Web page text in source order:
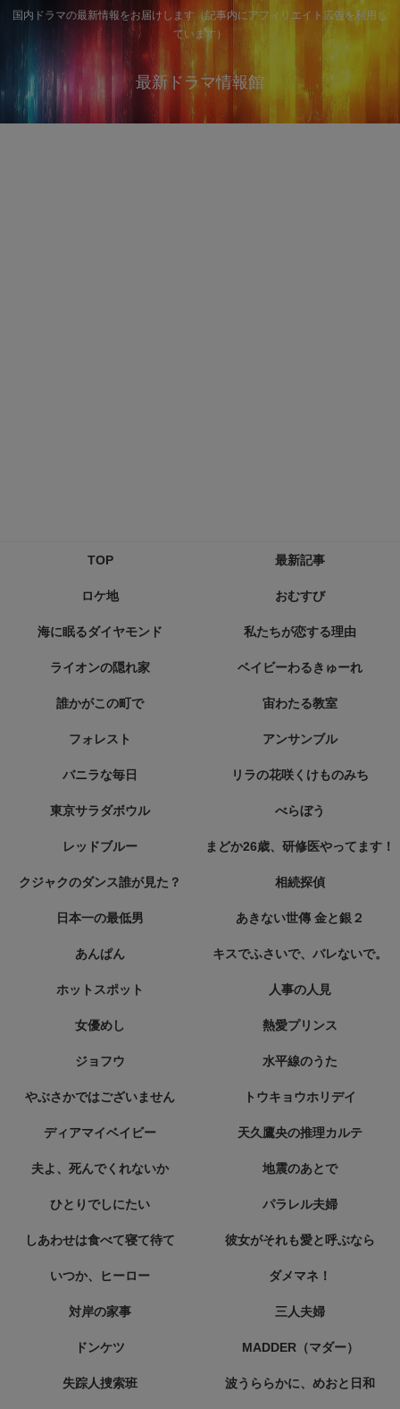
国内ドラマの最新情報をお届けします（記事内にアフィリエイト広告を利用し
ています）
最新ドラマ情報館
TOP 最新記事
ロケ地 おむすび
海に眠るダイヤモンド 私たちが恋する理由
ライオンの隠れ家 ベイビーわるきゅーれ
誰かがこの町で 宙わたる教室
フォレスト アンサンブル
バニラな毎日 リラの花咲くけものみち
東京サラダボウル べらぼう
レッドブルー まどか26歳、研修医やってます！
クジャクのダンス誰が見た？ 相続探偵
日本一の最低男 あきない世傳 金と銀２
あんぱん キスでふさいで、バレないで。
ホットスポット 人事の人見
女優めし 熱愛プリンス
ジョフウ 水平線のうた
やぶさかではございません トウキョウホリデイ
ディアマイベイビー 天久鷹央の推理カルテ
夫よ、死んでくれないか 地震のあとで
ひとりでしにたい パラレル夫婦
しあわせは食べて寝て待て 彼女がそれも愛と呼ぶなら
いつか、ヒーロー ダメマネ！
対岸の家事 三人夫婦
ドンケツ MADDER（マダー）
失踪人捜索班 波うららかに、めおと日和